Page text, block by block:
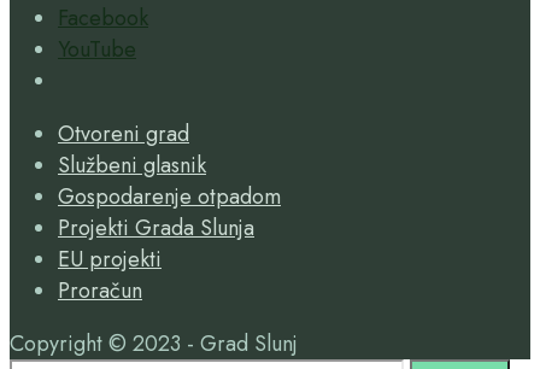
Facebook
YouTube
Window
Otvoreni grad
Službeni glasnik
Gospodarenje otpadom
Projekti Grada Slunja
EU projekti
Proračun
Copyright © 2023 - Grad Slunj